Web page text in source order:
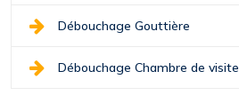
Débouchage Gouttière
Débouchage Chambre de visite